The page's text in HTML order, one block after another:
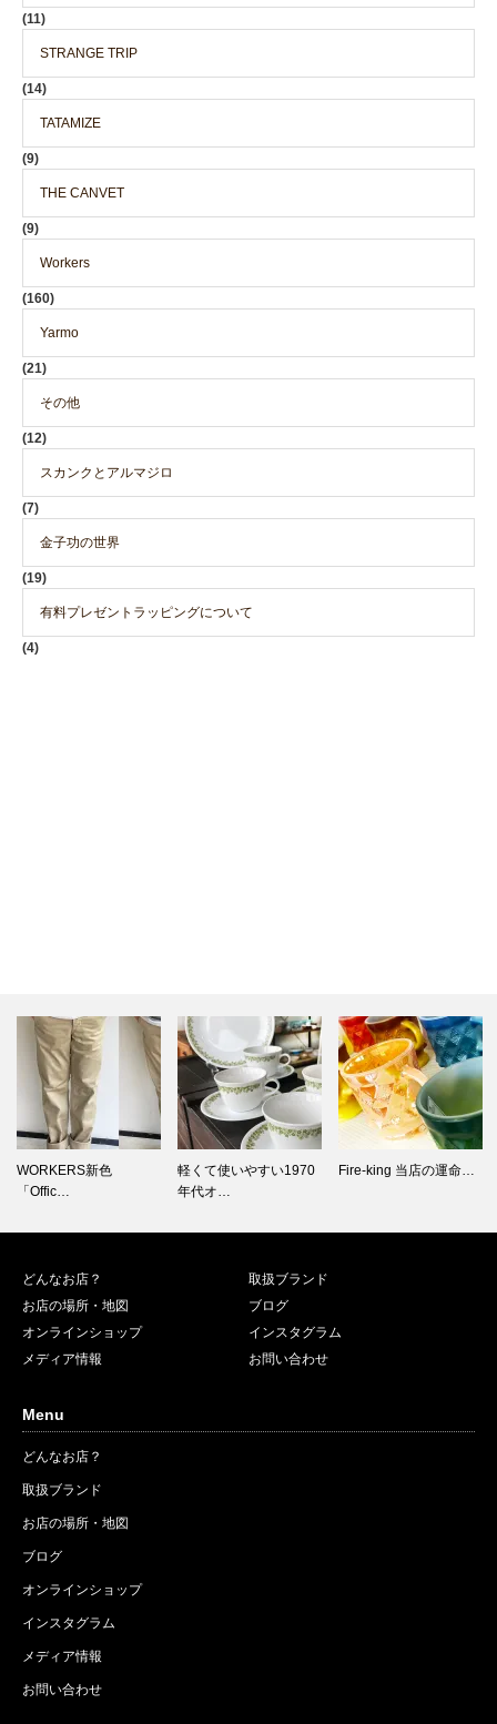
(11)
STRANGE TRIP
(14)
TATAMIZE
(9)
THE CANVET
(9)
Workers
(160)
Yarmo
(21)
その他
(12)
スカンクとアルマジロ
(7)
金子功の世界
(19)
有料プレゼントラッピングについて
(4)
WORKERS新色
「Offic…
軽くて使いやすい1970
年代オ…
Fire-king 当店の運命…
どんなお店？
取扱ブランド
お店の場所・地図
ブログ
オンラインショップ
インスタグラム
メディア情報
お問い合わせ
Menu
どんなお店？
取扱ブランド
お店の場所・地図
ブログ
オンラインショップ
インスタグラム
メディア情報
お問い合わせ